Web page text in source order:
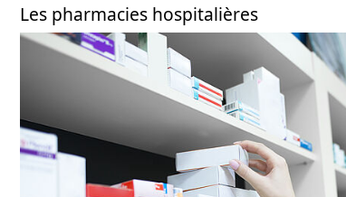
Les pharmacies hospitalières